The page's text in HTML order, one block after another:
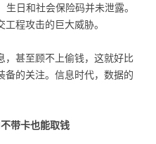
日和社会保险码并未泄露。
程攻击的巨大威胁。
，甚至顾不上偷钱，这就好比
备的关注。信息时代，数据的
不带卡也能取钱